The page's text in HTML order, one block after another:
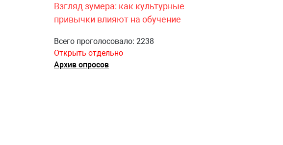
Взгляд зумера: как культурные
привычки влияют на обучение
Всего проголосовало: 2238
Открыть отдельно
Архив опросов